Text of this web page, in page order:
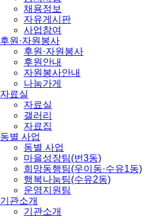
채용정보
자유게시판
사업참여
후원·자원봉사
후원·자원봉사
후원안내
자원봉사안내
나눔가게
자료실
자료실
갤러리
자료집
동별 사업
동별 사업
마을성장팀(번3동)
희망동행팀(우이동·수유1동)
행복나눔팀(수유2동)
운영지원팀
기관소개
기관소개